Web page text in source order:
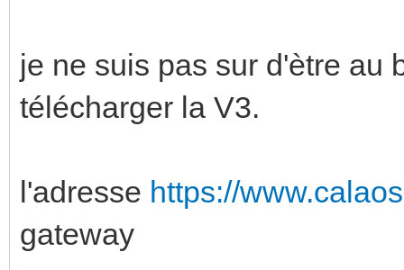
je ne suis pas sur d'ètre au
télécharger la V3.
l'adresse https://
gateway